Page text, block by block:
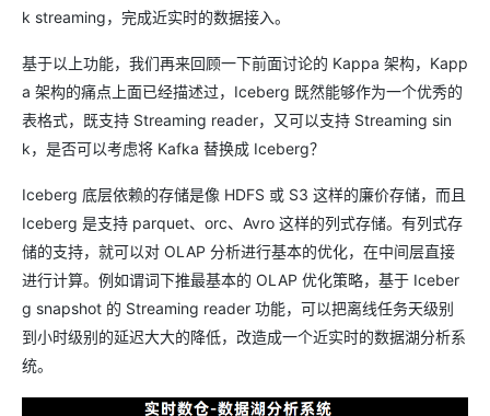
k streaming，完成近实时的数据接入。
基于以上功能，我们再来回顾一下前面讨论的 Kappa 架构，Kapp
a 架构的痛点上面已经描述过，Iceberg 既然能够作为一个优秀的
表格式，既支持 Streaming reader，又可以支持 Streaming sin
k，是否可以考虑将 Kafka 替换成 Iceberg？
Iceberg 底层依赖的存储是像 HDFS 或 S3 这样的廉价存储，而且
Iceberg 是支持 parquet、orc、Avro 这样的列式存储。有列式存
储的支持，就可以对 OLAP 分析进行基本的优化，在中间层直接
进行计算。例如谓词下推最基本的 OLAP 优化策略，基于 Iceber
g snapshot 的 Streaming reader 功能，可以把离线任务天级别
到小时级别的延迟大大的降低，改造成一个近实时的数据湖分析系
统。